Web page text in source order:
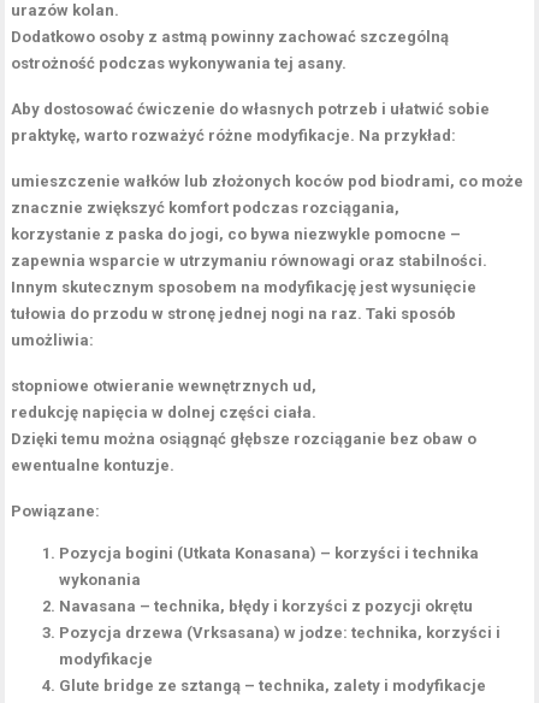
urazów kolan.
Dodatkowo osoby z astmą powinny zachować szczególną
ostrożność podczas wykonywania tej asany.
Aby dostosować ćwiczenie do własnych potrzeb i ułatwić sobie
praktykę, warto rozważyć różne modyfikacje. Na przykład:
umieszczenie wałków lub złożonych koców pod biodrami, co może
znacznie zwiększyć komfort podczas rozciągania,
korzystanie z paska do jogi, co bywa niezwykle pomocne –
zapewnia wsparcie w utrzymaniu równowagi oraz stabilności.
Innym skutecznym sposobem na modyfikację jest wysunięcie
tułowia do przodu w stronę jednej nogi na raz. Taki sposób
umożliwia:
stopniowe otwieranie wewnętrznych ud,
redukcję napięcia w dolnej części ciała.
Dzięki temu można osiągnąć głębsze rozciąganie bez obaw o
ewentualne kontuzje.
Powiązane:
Pozycja bogini (Utkata Konasana) – korzyści i technika
wykonania
Navasana – technika, błędy i korzyści z pozycji okrętu
Pozycja drzewa (Vrksasana) w jodze: technika, korzyści i
modyfikacje
Glute bridge ze sztangą – technika, zalety i modyfikacje